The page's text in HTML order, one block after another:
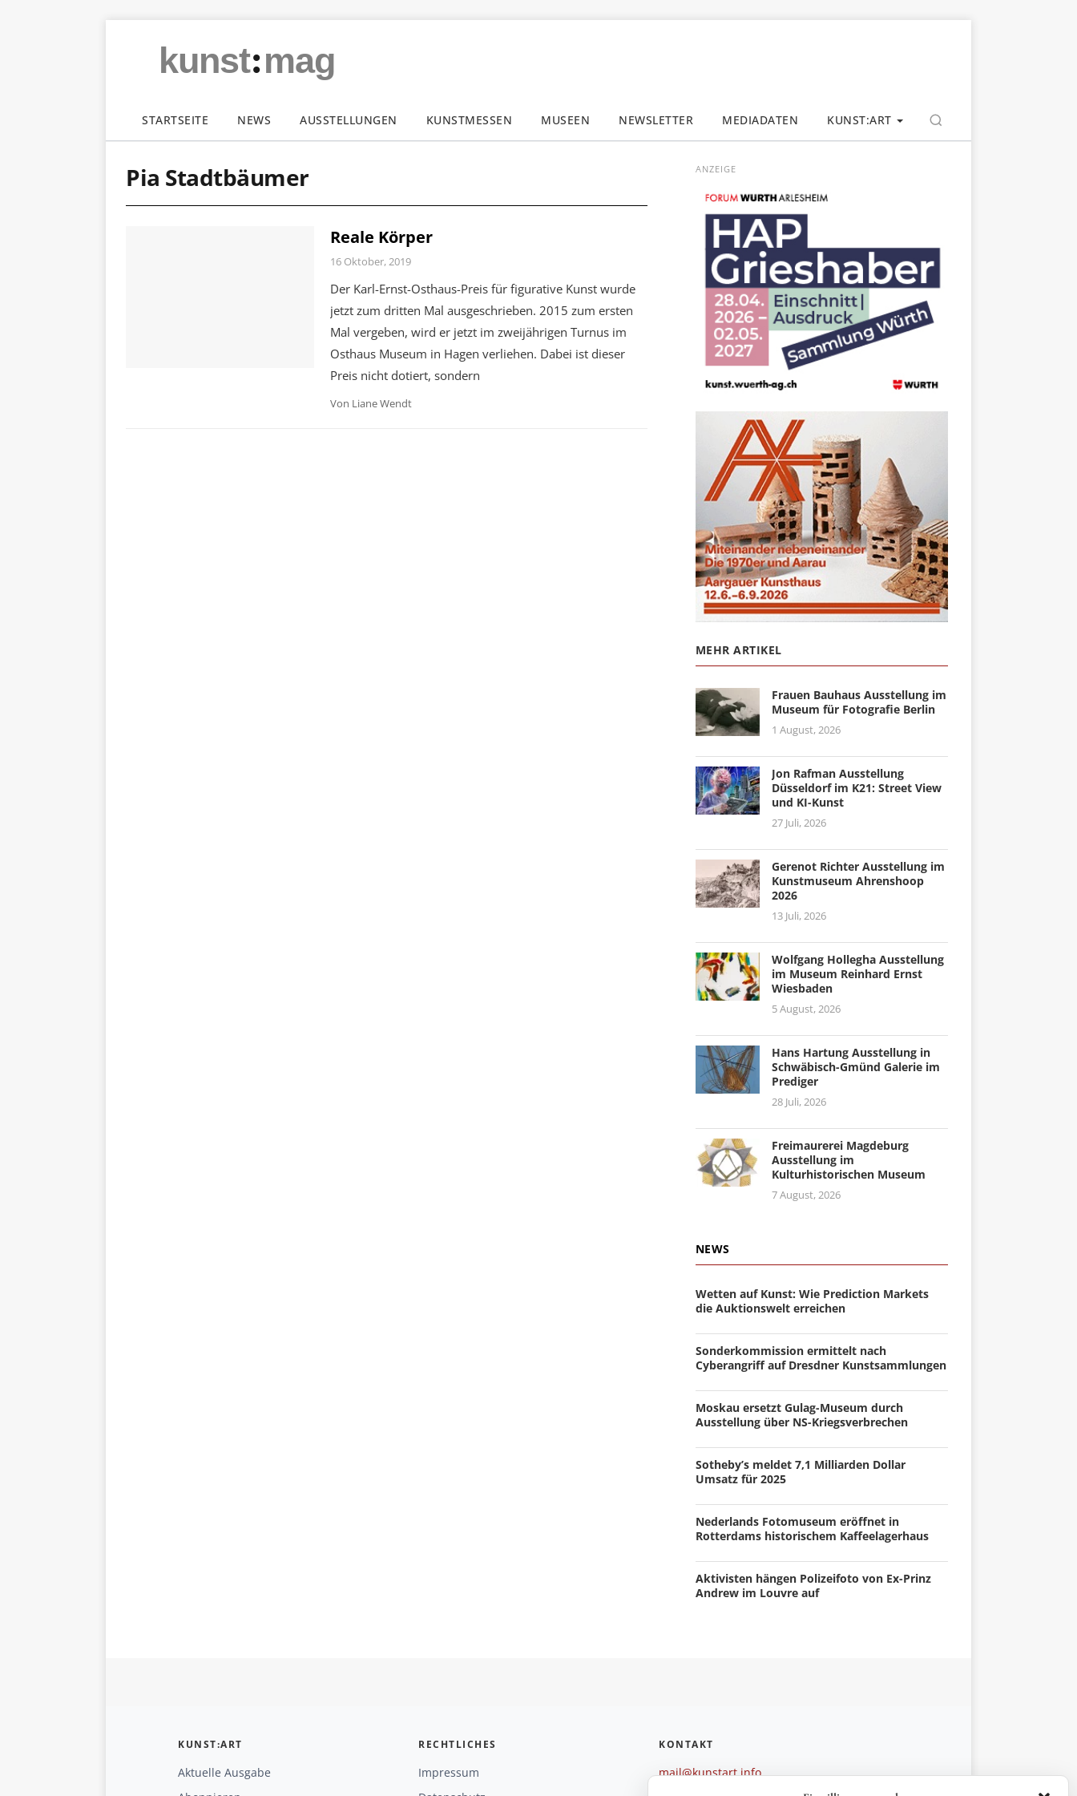
kunst:mag
STARTSEITE NEWS AUSSTELLUNGEN KUNSTMESSEN MUSEEN NEWSLETTER MEDIADATEN KUNST:ART
Pia Stadtbäumer
Reale Körper
16 Oktober, 2019
Der Karl-Ernst-Osthaus-Preis für figurative Kunst wurde
jetzt zum dritten Mal ausgeschrieben. 2015 zum ersten
Mal vergeben, wird er jetzt im zweijährigen Turnus im
Osthaus Museum in Hagen verliehen. Dabei ist dieser
Preis nicht dotiert, sondern
Von Liane Wendt
ANZEIGE
MEHR ARTIKEL
Frauen Bauhaus Ausstellung im
Museum für Fotografie Berlin
1 August, 2026
Jon Rafman Ausstellung
Düsseldorf im K21: Street View
und KI-Kunst
27 Juli, 2026
Gerenot Richter Ausstellung im
Kunstmuseum Ahrenshoop
2026
13 Juli, 2026
Wolfgang Hollegha Ausstellung
im Museum Reinhard Ernst
Wiesbaden
5 August, 2026
Hans Hartung Ausstellung in
Schwäbisch-Gmünd Galerie im
Prediger
28 Juli, 2026
Freimaurerei Magdeburg
Ausstellung im
Kulturhistorischen Museum
7 August, 2026
NEWS
Wetten auf Kunst: Wie Prediction Markets
die Auktionswelt erreichen
Sonderkommission ermittelt nach
Cyberangriff auf Dresdner Kunstsammlungen
Moskau ersetzt Gulag-Museum durch
Ausstellung über NS-Kriegsverbrechen
Sotheby’s meldet 7,1 Milliarden Dollar
Umsatz für 2025
Nederlands Fotomuseum eröffnet in
Rotterdams historischem Kaffeelagerhaus
Aktivisten hängen Polizeifoto von Ex-Prinz
Andrew im Louvre auf
KUNST:ART
Aktuelle Ausgabe
RECHTLICHES
Impressum
KONTAKT
mail@kunstart.info